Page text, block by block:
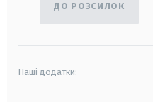
ДО РОЗСИЛОК
Наші додатки: